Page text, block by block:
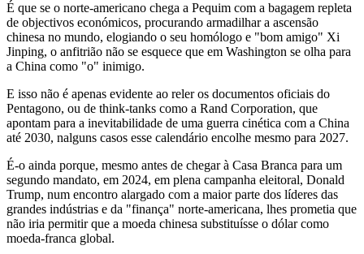
É que se o norte-americano chega a Pequim com a bagagem repleta
de objectivos económicos, procurando armadilhar a ascensão
chinesa no mundo, elogiando o seu homólogo e "bom amigo" Xi
Jinping, o anfitrião não se esquece que em Washington se olha para
a China como "o" inimigo.
E isso não é apenas evidente ao reler os documentos oficiais do
Pentagono, ou de think-tanks como a Rand Corporation, que
apontam para a inevitabilidade de uma guerra cinética com a China
até 2030, nalguns casos esse calendário encolhe mesmo para 2027.
É-o ainda porque, mesmo antes de chegar à Casa Branca para um
segundo mandato, em 2024, em plena campanha eleitoral, Donald
Trump, num encontro alargado com a maior parte dos líderes das
grandes indústrias e da "finança" norte-americana, lhes prometia que
não iria permitir que a moeda chinesa substituísse o dólar como
moeda-franca global.